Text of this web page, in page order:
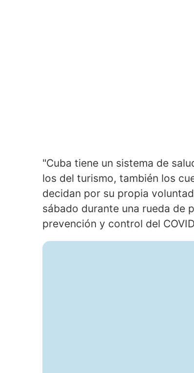
"Cuba tiene un sistema de
los del turismo, también los
decidan por su propia
sábado durante una rueda de
prevención y control del